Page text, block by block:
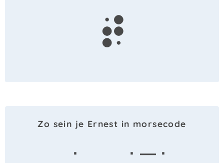
t
Zo sein je Ernest in morsecode
·
· — ·